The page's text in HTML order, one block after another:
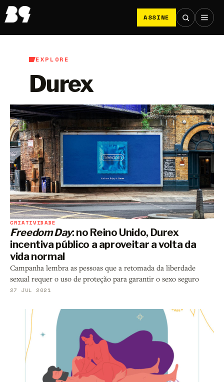
ASSINE
EXPLORE
Durex
CRIATIVIDADE
Freedom Day: no Reino Unido, Durex
incentiva público a aproveitar a volta da
vida normal
Campanha lembra as pessoas que a retomada da liberdade
sexual requer o uso de proteção para garantir o sexo seguro
27 JUL 2021